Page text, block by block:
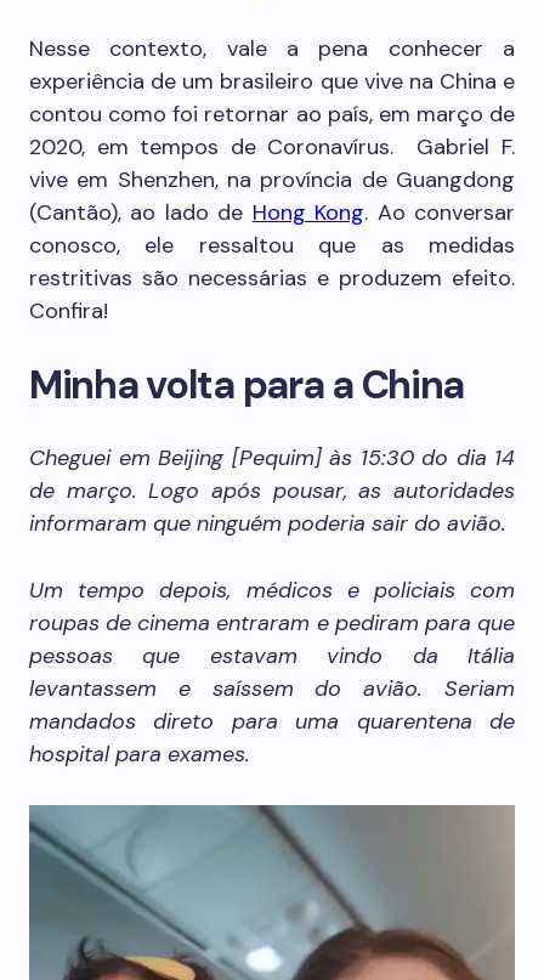
Nesse contexto, vale a pena conhecer a
experiência de um brasileiro que vive na China e
contou como foi retornar ao país, em março de
2020, em tempos de Coronavírus. Gabriel F.
vive em Shenzhen, na província de Guangdong
(Cantão), ao lado de Hong Kong. Ao conversar
conosco, ele ressaltou que as medidas
restritivas são necessárias e produzem efeito.
Confira!
Minha volta para a China
Cheguei em Beijing [Pequim] às 15:30 do dia 14
de março. Logo após pousar, as autoridades
informaram que ninguém poderia sair do avião.
Um tempo depois, médicos e policiais com
roupas de cinema entraram e pediram para que
pessoas que estavam vindo da Itália
levantassem e saíssem do avião. Seriam
mandados direto para uma quarentena de
hospital para exames.